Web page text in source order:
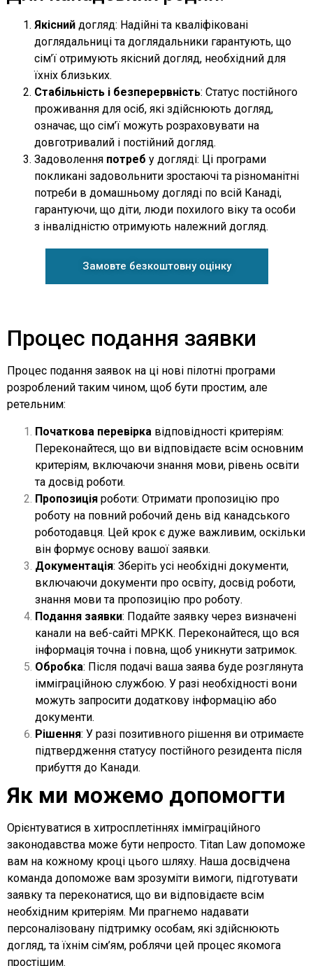
Якісний догляд: Надійні та кваліфіковані
доглядальниці та доглядальники гарантують, що
сім’ї отримують якісний догляд, необхідний для
їхніх близьких.
Стабільність і безперервність: Статус постійного
проживання для осіб, які здійснюють догляд,
означає, що сім’ї можуть розраховувати на
довготривалий і постійний догляд.
Задоволення потреб у догляді: Ці програми
покликані задовольнити зростаючі та різноманітні
потреби в домашньому догляді по всій Канаді,
гарантуючи, що діти, люди похилого віку та особи
з інвалідністю отримують належний догляд.
Замовте безкоштовну оцінку
Процес подання заявки
Процес подання заявок на ці нові пілотні програми
розроблений таким чином, щоб бути простим, але
ретельним:
Початкова перевірка відповідності критеріям:
Переконайтеся, що ви відповідаєте всім основним
критеріям, включаючи знання мови, рівень освіти
та досвід роботи.
Пропозиція роботи: Отримати пропозицію про
роботу на повний робочий день від канадського
роботодавця. Цей крок є дуже важливим, оскільки
він формує основу вашої заявки.
Документація: Зберіть усі необхідні документи,
включаючи документи про освіту, досвід роботи,
знання мови та пропозицію про роботу.
Подання заявки: Подайте заявку через визначені
канали на веб-сайті МРКК. Переконайтеся, що вся
інформація точна і повна, щоб уникнути затримок.
Обробка: Після подачі ваша заява буде розглянута
імміграційною службою. У разі необхідності вони
можуть запросити додаткову інформацію або
документи.
Рішення: У разі позитивного рішення ви отримаєте
підтвердження статусу постійного резидента після
прибуття до Канади.
Як ми можемо допомогти
Орієнтуватися в хитросплетіннях імміграційного
законодавства може бути непросто. Titan Law допоможе
вам на кожному кроці цього шляху. Наша досвідчена
команда допоможе вам зрозуміти вимоги, підготувати
заявку та переконатися, що ви відповідаєте всім
необхідним критеріям. Ми прагнемо надавати
персоналізовану підтримку особам, які здійснюють
догляд, та їхнім сім’ям, роблячи цей процес якомога
простішим.